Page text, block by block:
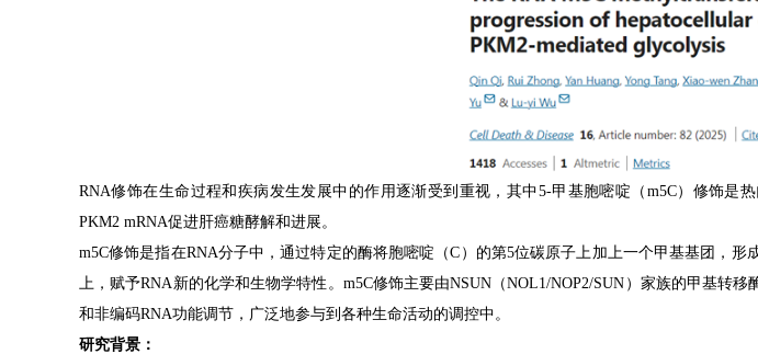
RNA修饰在生命过程和疾病发生发展中的作用逐渐受到重视，其中5-甲基胞嘧啶（ m5C）修饰是
PKM2 mRNA促进肝癌糖酵解和进展。
m5C修饰是指在RNA分子中，通过特定的酶将胞嘧啶（C ）的第5位碳原子上加上一个甲基基团，形
上，赋予RNA新的化学和生物学特性。 m5C修饰主要由NSUN （NOL1/NOP2/SUN ）家族的甲基转移
和非编码RNA功能调节，广泛地参与到各种生命活动的调控中。
研究背景：